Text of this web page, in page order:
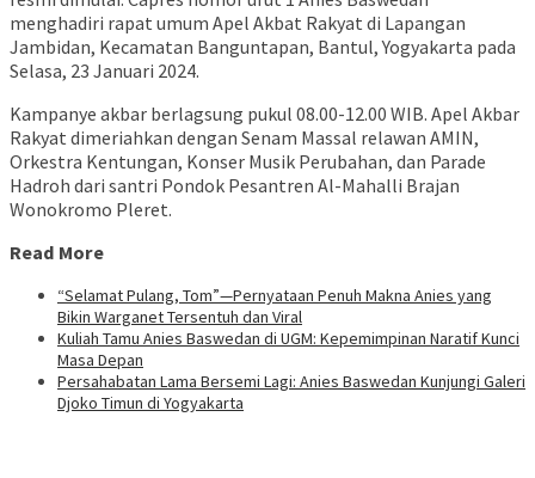
menghadiri rapat umum Apel Akbat Rakyat di Lapangan
Jambidan, Kecamatan Banguntapan, Bantul, Yogyakarta pada
Selasa, 23 Januari 2024.
Kampanye akbar berlagsung pukul 08.00-12.00 WIB. Apel Akbar
Rakyat dimeriahkan dengan Senam Massal relawan AMIN,
Orkestra Kentungan, Konser Musik Perubahan, dan Parade
Hadroh dari santri Pondok Pesantren Al-Mahalli Brajan
Wonokromo Pleret.
Read More
“Selamat Pulang, Tom”—Pernyataan Penuh Makna Anies yang
Bikin Warganet Tersentuh dan Viral
Kuliah Tamu Anies Baswedan di UGM: Kepemimpinan Naratif Kunci
Masa Depan
Persahabatan Lama Bersemi Lagi: Anies Baswedan Kunjungi Galeri
Djoko Timun di Yogyakarta